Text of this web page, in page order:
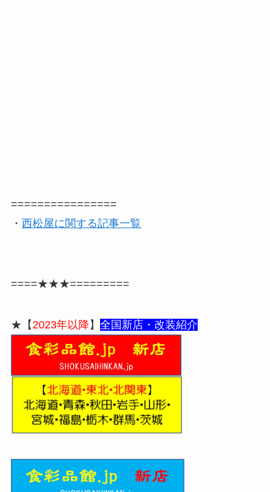
================
・ 西松屋に関する記事一覧
====★★★=========
★【2023年以降 】 全国新店・改装紹介